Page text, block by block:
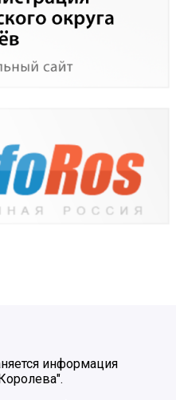
информация